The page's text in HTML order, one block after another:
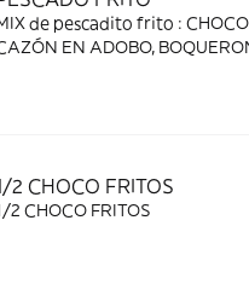
de pescadito frito : CHOCO
EN ADOBO,
2 CHOCO FRITOS
2 CHOCO FRITOS